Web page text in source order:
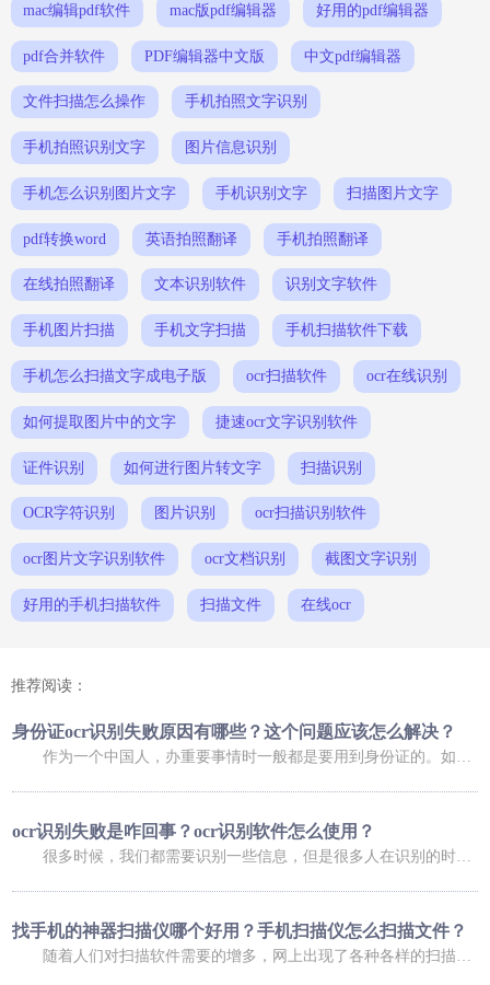
mac编辑pdf软件 mac版pdf编辑器 好用的pdf编辑器
pdf合并软件 PDF编辑器中文版 中文pdf编辑器
文件扫描怎么操作 手机拍照文字识别
手机拍照识别文字 图片信息识别
手机怎么识别图片文字 手机识别文字 扫描图片文字
pdf转换word 英语拍照翻译 手机拍照翻译
在线拍照翻译 文本识别软件 识别文字软件
手机图片扫描 手机文字扫描 手机扫描软件下载
手机怎么扫描文字成电子版 ocr扫描软件 ocr在线识别
如何提取图片中的文字 捷速ocr文字识别软件
证件识别 如何进行图片转文字 扫描识别
OCR字符识别 图片识别 ocr扫描识别软件
ocr图片文字识别软件 ocr文档识别 截图文字识别
好用的手机扫描软件 扫描文件 在线ocr
推荐阅读：
身份证ocr识别失败原因有哪些？这个问题应该怎么解决？
ocr识别失败是咋回事？ocr识别软件怎么使用？
找手机的神器扫描仪哪个好用？手机扫描仪怎么扫描文件？